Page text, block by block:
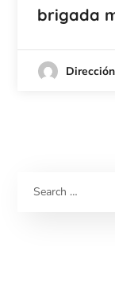
brigada